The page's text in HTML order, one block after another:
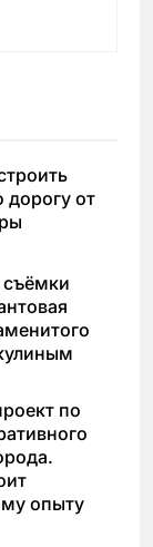
дорогу от
съёмки
по
опыту